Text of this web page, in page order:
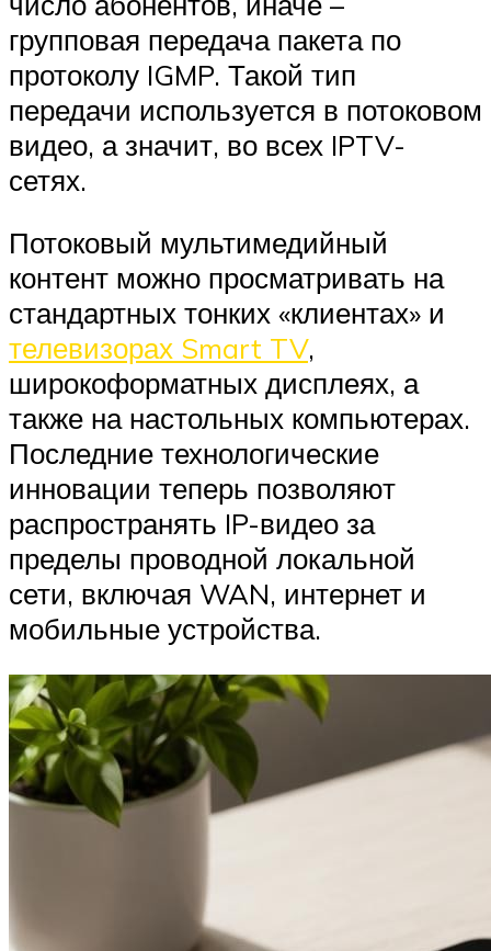
групповая передача пакета по
протоколу IGMP. Такой тип
передачи используется в потоковом
видео, а значит, во всех IPTV-
сетях.
Потоковый мультимедийный
контент можно просматривать на
стандартных тонких «клиентах» и ​​
телевизорах Smart TV,
широкоформатных дисплеях, а
также на настольных компьютерах.
Последние технологические
инновации теперь позволяют
распространять IP-видео за
пределы проводной локальной
сети, включая WAN, интернет и
мобильные устройства.